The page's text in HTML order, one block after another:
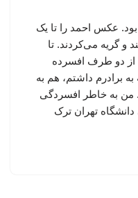
عکس احمد را تا یک
گریه می‌کردند. تا
از دو طرف افسرده
برادرم داشتم، هم به
من به خاطر افسردگی
تهران ترک